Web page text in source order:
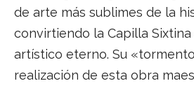
de arte más sublimes de la
convirtiendo la Capilla
artístico eterno. Su
realización de esta obra